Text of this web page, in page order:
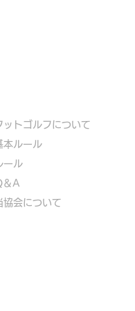
ットゴルフについて
本ルール
ール
＆A
当協会について